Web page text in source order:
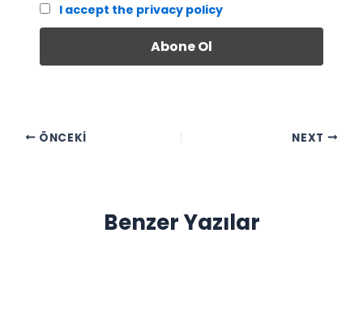
I accept the privacy policy
ÖNCEKI NEXT
Benzer Yazılar